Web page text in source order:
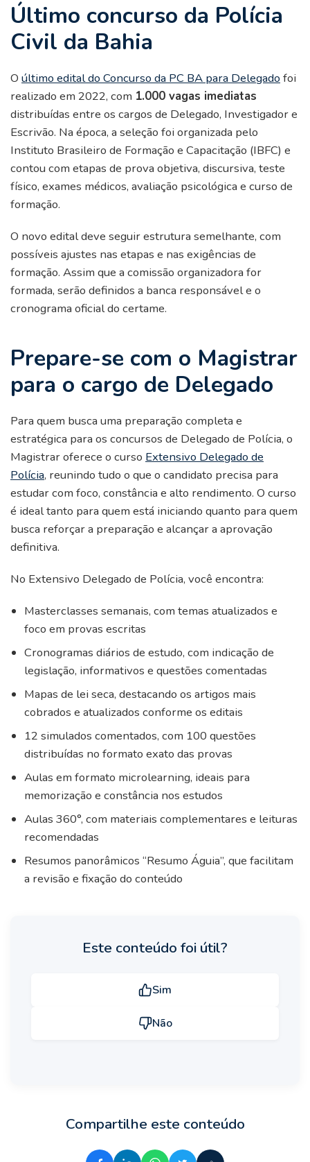
Último concurso da Polícia
Civil da Bahia
O último edital do Concurso da PC BA para Delegado foi
realizado em 2022, com 1.000 vagas imediatas
distribuídas entre os cargos de Delegado, Investigador e
Escrivão. Na época, a seleção foi organizada pelo
Instituto Brasileiro de Formação e Capacitação (IBFC) e
contou com etapas de prova objetiva, discursiva, teste
físico, exames médicos, avaliação psicológica e curso de
formação.
O novo edital deve seguir estrutura semelhante, com
possíveis ajustes nas etapas e nas exigências de
formação. Assim que a comissão organizadora for
formada, serão definidos a banca responsável e o
cronograma oficial do certame.
Prepare-se com o Magistrar
para o cargo de Delegado
Para quem busca uma preparação completa e
estratégica para os concursos de Delegado de Polícia, o
Magistrar oferece o curso Extensivo Delegado de
Polícia, reunindo tudo o que o candidato precisa para
estudar com foco, constância e alto rendimento. O curso
é ideal tanto para quem está iniciando quanto para quem
busca reforçar a preparação e alcançar a aprovação
definitiva.
No Extensivo Delegado de Polícia, você encontra:
Masterclasses semanais, com temas atualizados e
foco em provas escritas
Cronogramas diários de estudo, com indicação de
legislação, informativos e questões comentadas
Mapas de lei seca, destacando os artigos mais
cobrados e atualizados conforme os editais
12 simulados comentados, com 100 questões
distribuídas no formato exato das provas
Aulas em formato microlearning, ideais para
memorização e constância nos estudos
Aulas 360°, com materiais complementares e leituras
recomendadas
Resumos panorâmicos “Resumo Águia”, que facilitam
a revisão e fixação do conteúdo
Este conteúdo foi útil?
Sim
Não
Compartilhe este conteúdo